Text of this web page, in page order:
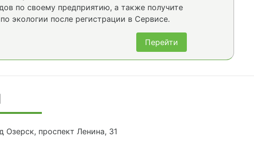
по своему предприятию, а также получите
экологии после регистрации в Сервисе.
Перейти
Озерск, проспект Ленина, 31